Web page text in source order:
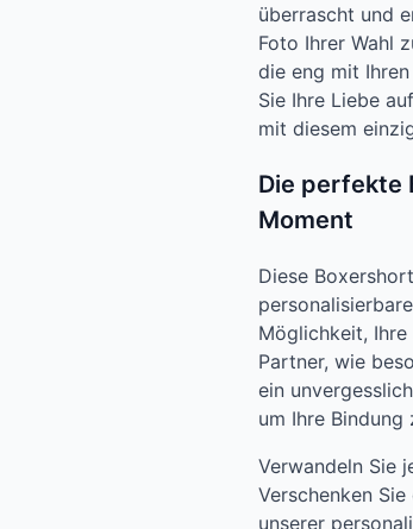
überrascht und
Foto Ihrer Wahl
die eng mit
Sie Ihre Liebe
mit diesem
Die perfekte
Moment
Diese
Möglichkeit, Ihre
Partner, wie
ein
um Ihre Bindung
Verwandeln Sie
Verschenken
unserer